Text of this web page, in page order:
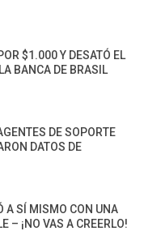
$1.000 Y DESATÓ EL
BANCA DE BRASIL
DE SOPORTE
DATOS DE
A SÍ MISMO CON UNA
– ¡NO VAS A CREERLO!